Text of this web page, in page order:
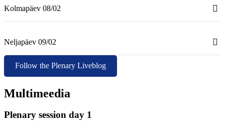
Kolmapäev 08/02
Neljapäev 09/02
Follow the Plenary Liveblog
Multimeedia
Plenary
Plenary session day 1